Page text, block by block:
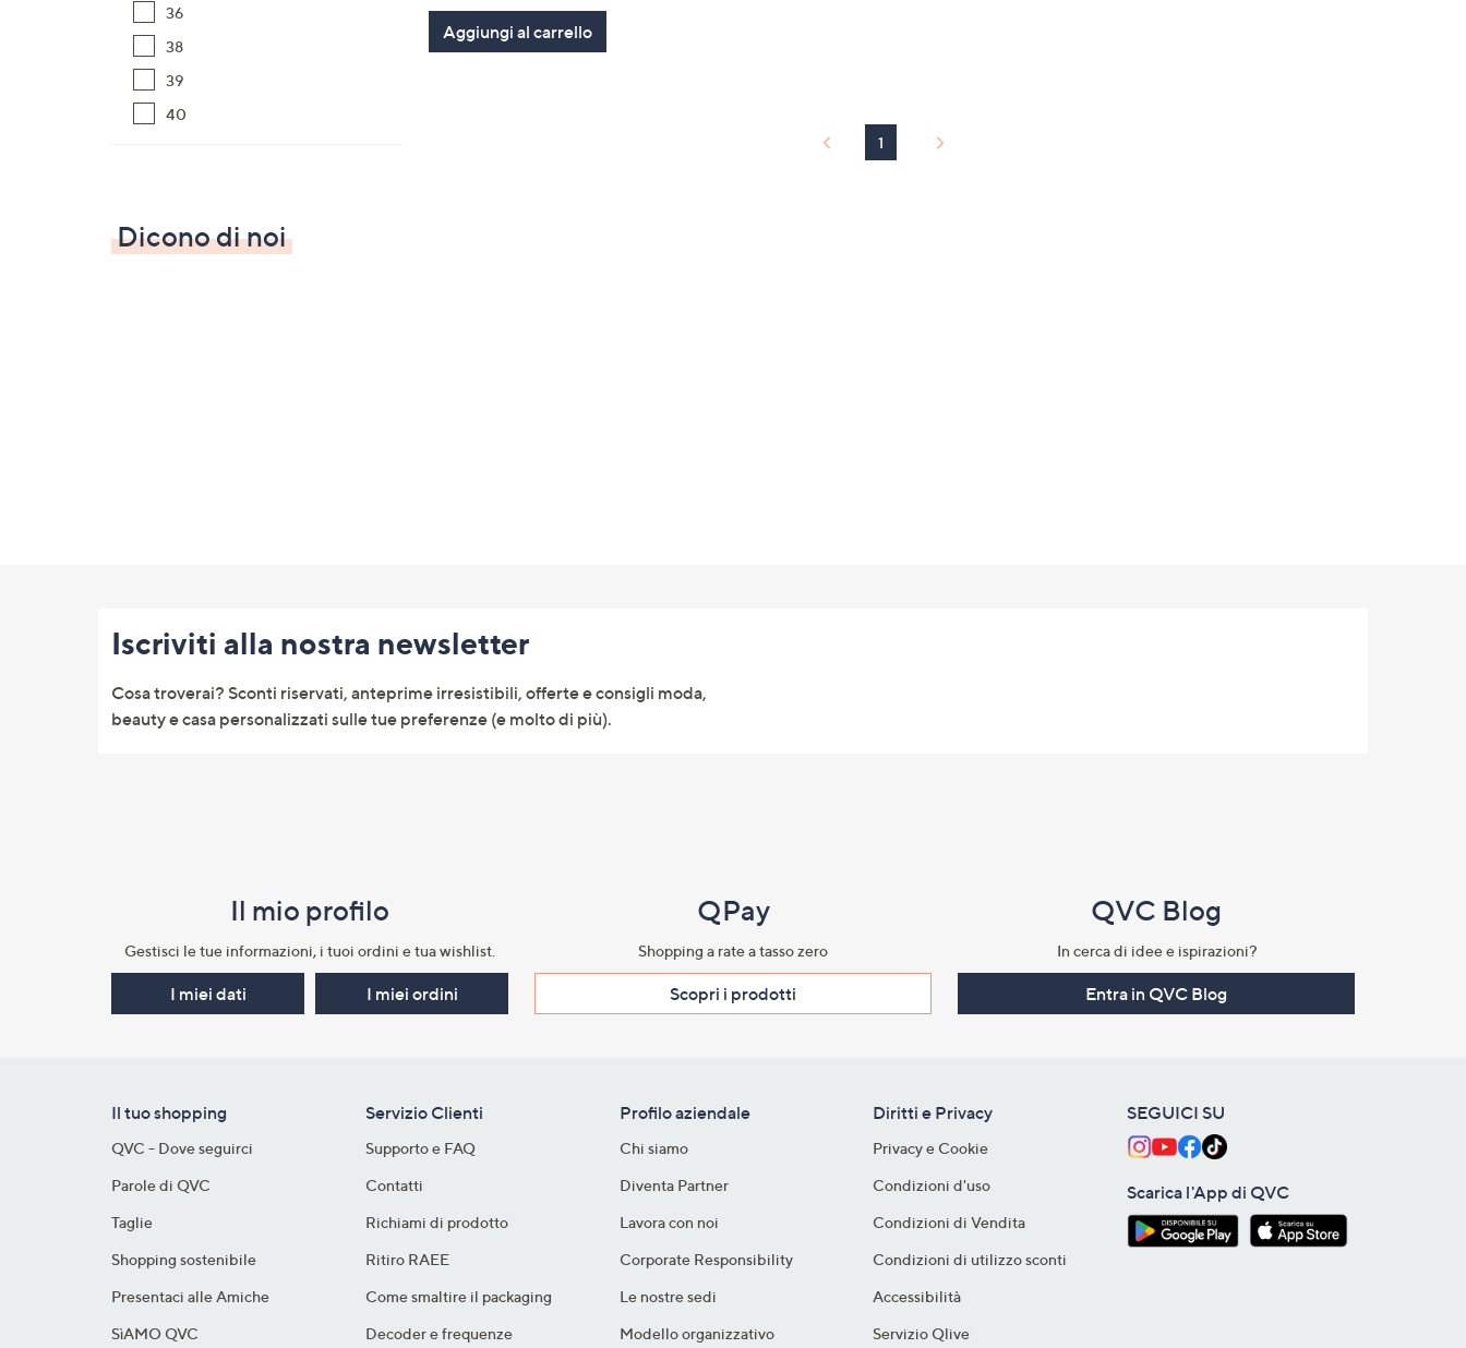
36
38
39
40
Stars
Aggiungi al carrello
1
Dicono di noi
informazioni
Iscriviti alla nostra newsletter
Cosa troverai? Sconti riservati, anteprime irresistibili, offerte e consigli moda,
beauty e casa personalizzati sulle tue preferenze (e molto di più).
Il mio profilo​
Gestisci le tue informazioni, i tuoi ordini e tua wishlist.​
I miei dati I miei ordini
QPay
Shopping a rate a tasso zero​
Scopri i prodotti​
QVC Blog
In cerca di idee e ispirazioni?
Entra in QVC Blog
Il tuo shopping
QVC - Dove seguirci
Parole di QVC
Taglie
Shopping sostenibile​
Presentaci alle Amiche
SìAMO QVC
Servizio Clienti
Supporto e FAQ
Contatti
Richiami di prodotto
Ritiro RAEE
Come smaltire il packaging​
Decoder e frequenze​
Profilo aziendale
Chi siamo
Diventa Partner
Lavora con noi
Corporate Responsibility
Le nostre sedi
Modello organizzativo
Diritti e Privacy
Privacy e Cookie
Condizioni d'uso
Condizioni di Vendita
Condizioni di utilizzo sconti
Accessibilità
Servizio Qlive
SEGUICI SU
Scarica l'App di QVC